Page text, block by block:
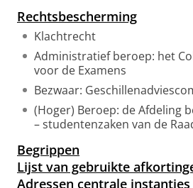
Rechtsbescherming
Klachtrecht
Administratief beroep: het
voor de Examens
Bezwaar:
(Hoger) Beroep: de Afdeling
– studentenzaken van de
Begrippen
Lijst van gebruikte
Adressen centrale instanties